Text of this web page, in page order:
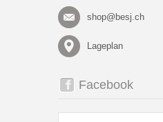
shop@besj.ch
Lageplan
Facebook